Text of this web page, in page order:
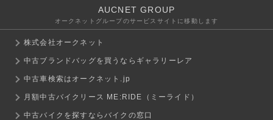
AUCNET GROUP
オークネットグループのサービスサイトに移動します
株式会社オークネット
中古ブランドバッグを買うならギャラリーレア
中古車検索はオークネット.jp
月額中古バイクリース ME:RIDE（ミーライド）
中古バイクを探すならバイクの窓口